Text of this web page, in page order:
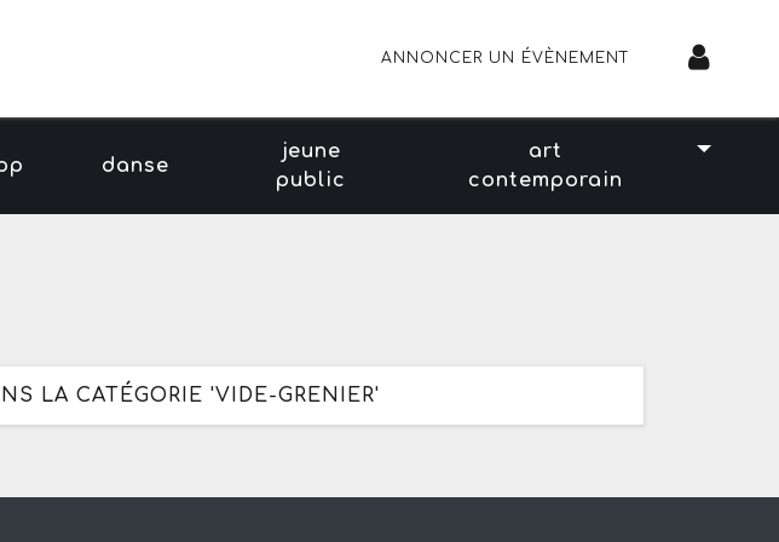
ANNONCER UN ÉVÈNEMENT
danse
jeune
public
art
contemporain
LA CATÉGORIE 'VIDE-GRENIER'